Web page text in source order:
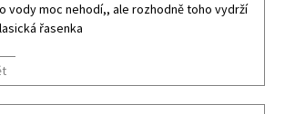
vody moc nehodí,, ale rozhodně toho vydrží
řasenka